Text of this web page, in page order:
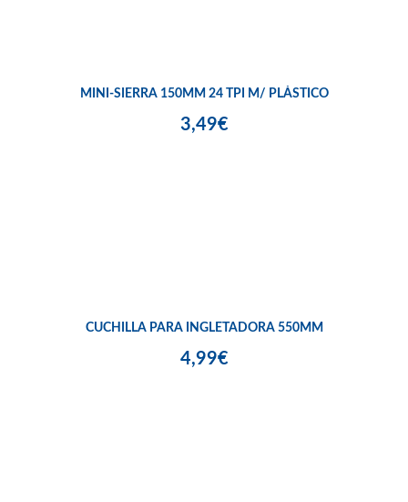
MINI-SIERRA 150MM 24 TPI M/ PLÁSTICO
3,49€
CUCHILLA PARA INGLETADORA 550MM
4,99€